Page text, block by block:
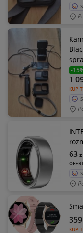
-
KUP
1
63
KUP
359